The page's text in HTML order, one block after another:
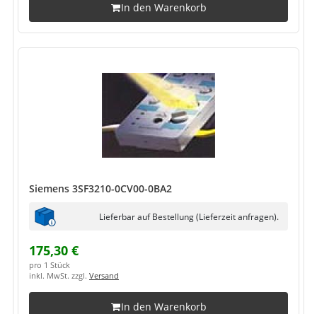
In den Warenkorb
Siemens 3SF3210-0CV00-0BA2
Lieferbar auf Bestellung (Lieferzeit anfragen).
175,30 €
pro 1 Stück
inkl. MwSt. zzgl. Versand
In den Warenkorb